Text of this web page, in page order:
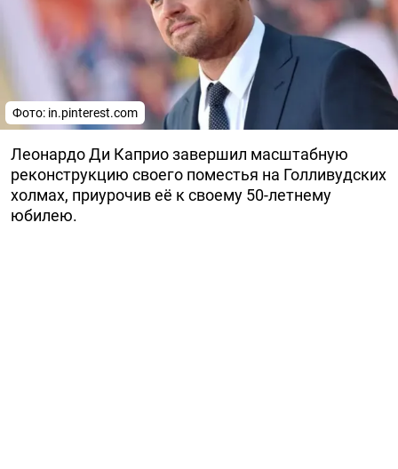
Фото: in.pinterest.com
Леонардо Ди Каприо завершил масштабную
реконструкцию своего поместья на Голливудских
холмах, приурочив её к своему 50-летнему
юбилею.